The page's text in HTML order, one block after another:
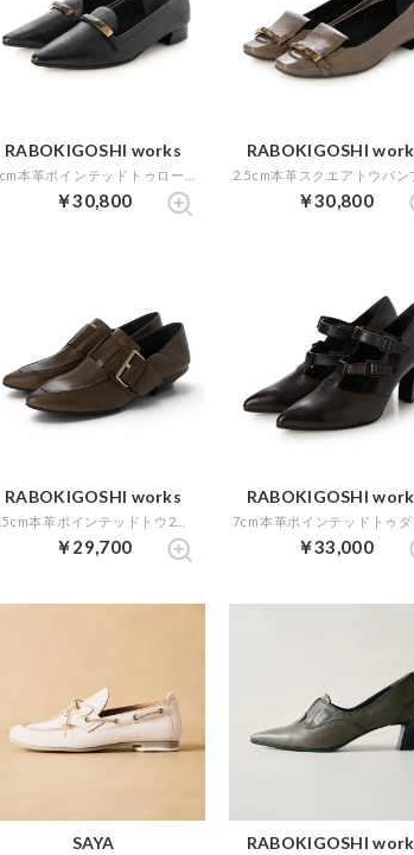
RABOKIGOSHI works
￥30,800
RABOKIGOSHI
￥30,800
RABOKIGOSHI works
￥29,700
RABOKIGOSHI
￥33,000
SAYA RABOKIGOSHI